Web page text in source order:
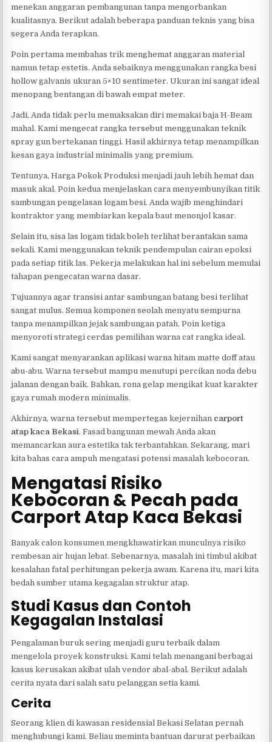
menekan anggaran pembangunan tanpa mengorbankan
kualitasnya. Berikut adalah beberapa panduan teknis yang bisa
segera Anda terapkan.
Poin pertama membahas trik menghemat anggaran material
namun tetap estetis. Anda sebaiknya menggunakan rangka besi
hollow galvanis ukuran 5×10 sentimeter. Ukuran ini sangat ideal
menopang bentangan di bawah empat meter.
Jadi, Anda tidak perlu memaksakan diri memakai baja H-Beam
mahal. Kami mengecat rangka tersebut menggunakan teknik
spray gun bertekanan tinggi. Hasil akhirnya tetap menampilkan
kesan gaya industrial minimalis yang premium.
Tentunya, Harga Pokok Produksi menjadi jauh lebih hemat dan
masuk akal. Poin kedua menjelaskan cara menyembunyikan titik
sambungan pengelasan logam besi. Anda wajib menghindari
kontraktor yang membiarkan kepala baut menonjol kasar.
Selain itu, sisa las logam tidak boleh terlihat berantakan sama
sekali. Kami menggunakan teknik pendempulan cairan epoksi
pada setiap titik las. Pekerja melakukan hal ini sebelum memulai
tahapan pengecatan warna dasar.
Tujuannya agar transisi antar sambungan batang besi terlihat
sangat mulus. Semua komponen seolah menyatu sempurna
tanpa menampilkan jejak sambungan patah. Poin ketiga
menyoroti strategi cerdas pemilihan warna cat rangka ideal.
Kami sangat menyarankan aplikasi warna hitam matte doff atau
abu-abu. Warna tersebut mampu menutupi percikan noda debu
jalanan dengan baik. Bahkan, rona gelap mengikat kuat karakter
gaya rumah modern minimalis.
Akhirnya, warna tersebut mempertegas kejernihan carport
atap kaca Bekasi. Fasad bangunan mewah Anda akan
memancarkan aura estetika tak terbantahkan. Sekarang, mari
kita bahas cara ampuh mengatasi potensi masalah kebocoran.
Mengatasi Risiko
Kebocoran & Pecah pada
Carport Atap Kaca Bekasi
Banyak calon konsumen mengkhawatirkan munculnya risiko
rembesan air hujan lebat. Sebenarnya, masalah ini timbul akibat
kesalahan fatal perhitungan pekerja awam. Karena itu, mari kita
bedah sumber utama kegagalan struktur atap.
Studi Kasus dan Contoh
Kegagalan Instalasi
Pengalaman buruk sering menjadi guru terbaik dalam
mengelola proyek konstruksi. Kami telah menangani berbagai
kasus kerusakan akibat ulah vendor abal-abal. Berikut adalah
cerita nyata dari salah satu pelanggan setia kami.
Cerita
Seorang klien di kawasan residensial Bekasi Selatan pernah
menghubungi kami. Beliau meminta bantuan darurat perbaikan